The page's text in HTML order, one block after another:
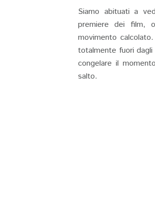
Siamo abituati a
premiere dei film,
movimento
totalmente fuori
congelare il
salto.